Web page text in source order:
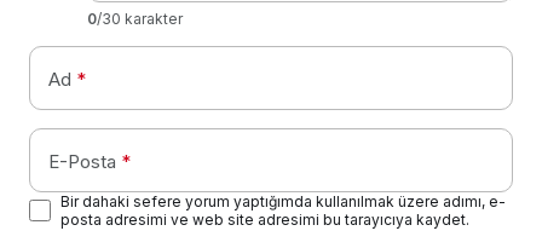
0/30 karakter
Ad *
E-Posta *
Bir dahaki sefere yorum yaptığımda kullanılmak üzere adımı, e-
posta adresimi ve web site adresimi bu tarayıcıya kaydet.